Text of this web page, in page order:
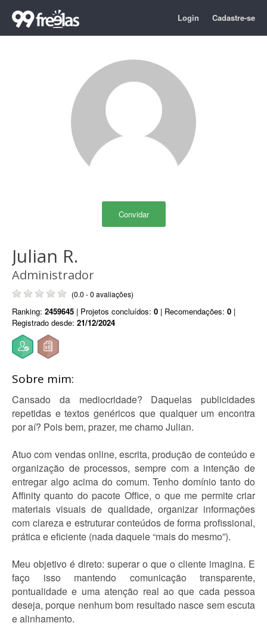
Login Cadastre-se
Convidar
Julian R.
Administrador
(0.0 - 0 avaliações)
Ranking: 2459645 | Projetos concluídos: 0 | Recomendações: 0 |
Registrado desde: 21/12/2024
Sobre mim:
Cansado da mediocridade? Daquelas publicidades
repetidas e textos genéricos que qualquer um encontra
por aí? Pois bem, prazer, me chamo Julian.
Atuo com vendas online, escrita, produção de conteúdo e
organização de processos, sempre com a intenção de
entregar algo acima do comum. Tenho domínio tanto do
Affinity quanto do pacote Office, o que me permite criar
materiais visuais de qualidade, organizar informações
com clareza e estruturar conteúdos de forma profissional,
prática e eficiente (nada daquele “mais do mesmo”).
Meu objetivo é direto: superar o que o cliente imagina. E
faço isso mantendo comunicação transparente,
pontualidade e uma atenção real ao que cada pessoa
deseja, porque nenhum bom resultado nasce sem escuta
e alinhamento.